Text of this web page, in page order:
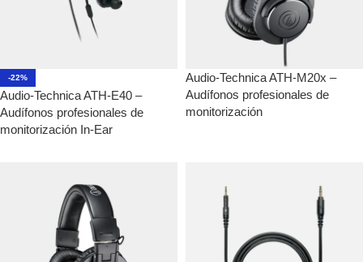
-22%
Audio-Technica ATH-E40 –
Audífonos profesionales de
monitorización In-Ear
Audio-Technica ATH-M20x –
Audífonos profesionales de
monitorización